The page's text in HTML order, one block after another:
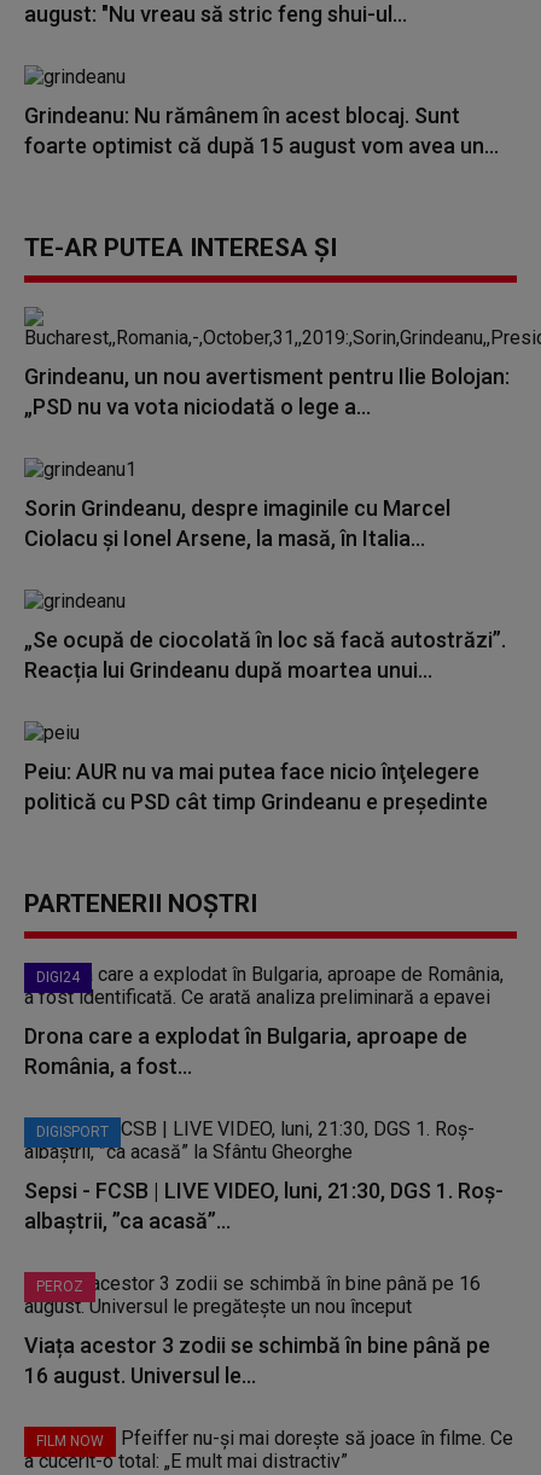
august: "Nu vreau să stric feng shui-ul...
Grindeanu: Nu rămânem în acest blocaj. Sunt
foarte optimist că după 15 august vom avea un...
TE-AR PUTEA INTERESA ȘI
Grindeanu, un nou avertisment pentru Ilie Bolojan:
„PSD nu va vota niciodată o lege a...
Sorin Grindeanu, despre imaginile cu Marcel
Ciolacu şi Ionel Arsene, la masă, în Italia...
„Se ocupă de ciocolată în loc să facă autostrăzi”.
Reacția lui Grindeanu după moartea unui...
Peiu: AUR nu va mai putea face nicio înţelegere
politică cu PSD cât timp Grindeanu e preşedinte
PARTENERII NOȘTRI
DIGI24
Drona care a explodat în Bulgaria, aproape de
România, a fost...
DIGISPORT
Sepsi - FCSB | LIVE VIDEO, luni, 21:30, DGS 1. Roș-
albaștrii, ”ca acasă”...
PEROZ
Viața acestor 3 zodii se schimbă în bine până pe
16 august. Universul le...
FILM NOW